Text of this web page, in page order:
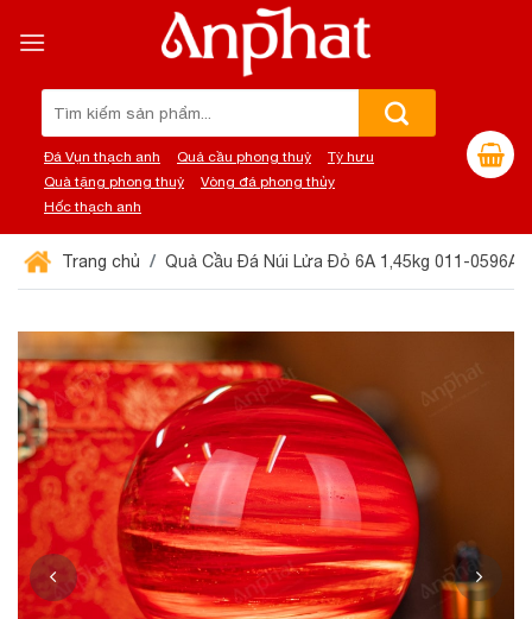
đến
Đá Vụn thạch anh Quả cầu phong thuỷ
Tỳ hưu
Quà tặng phong thuỷ
Vòng đá phong thủy
Hốc thạch anh
Trang chủ Quả Cầu Đá Núi Lửa Đỏ 6A 1,45kg 011-0596A-